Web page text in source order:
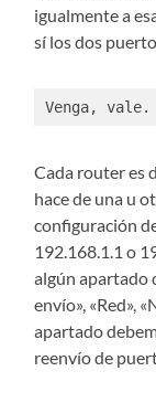
igualmente a
sí los dos
Venga, vale.
Cada router es
hace de una u
configuración
192.168.1.1 o
algún apartado
envío», «Red»,
apartado
reenvío de